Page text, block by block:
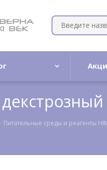
Питательные среды и реагенты